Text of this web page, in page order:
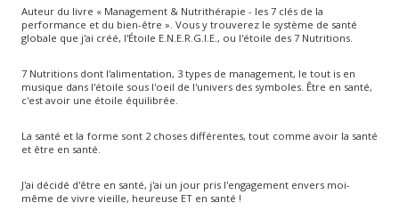
Auteur du livre « Management & Nutrithérapie - les 7 clés de la
performance et du bien-être ». Vous y trouverez le système de santé
globale que j'ai créé, l'Étoile E.N.E.R.G.I.E., ou l'étoile des 7 Nutritions.
7 Nutritions dont l'alimentation, 3 types de management, le tout is en
musique dans l'étoile sous l'oeil de l'univers des symboles. Être en santé,
c'est avoir une étoile équilibrée.
La santé et la forme sont 2 choses différentes, tout comme avoir la santé
et être en santé.
J'ai décidé d'être en santé, j'ai un jour pris l'engagement envers moi-
même de vivre vieille, heureuse ET en santé !